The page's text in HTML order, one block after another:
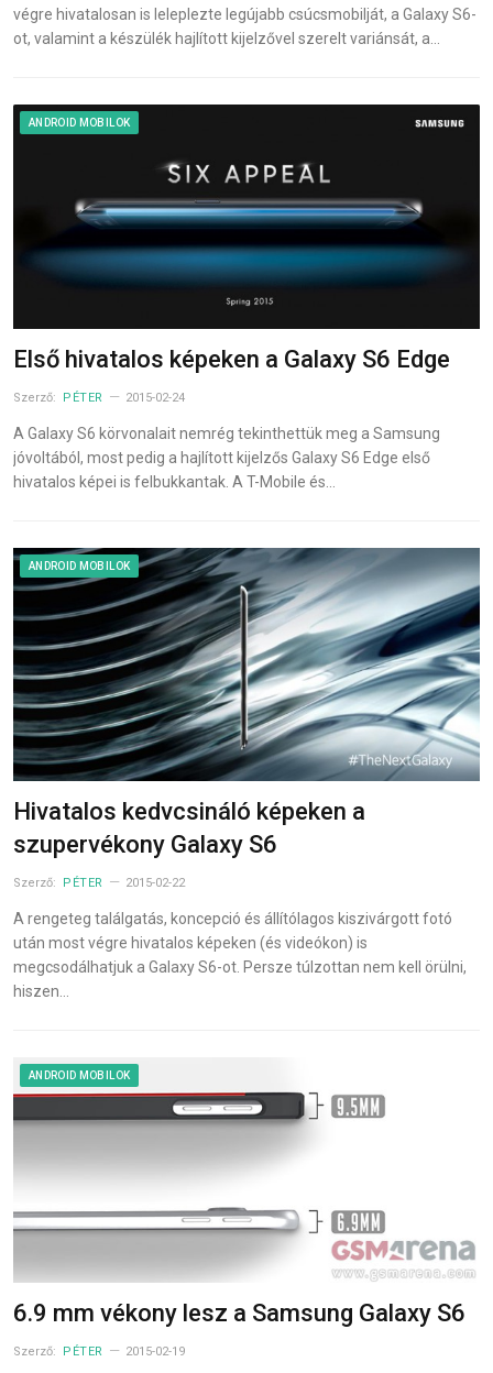
végre hivatalosan is leleplezte legújabb csúcsmobilját, a Galaxy S6-
ot, valamint a készülék hajlított kijelzővel szerelt variánsát, a…
ANDROID MOBILOK
Első hivatalos képeken a Galaxy S6 Edge
Szerző: PÉTER 2015-02-24
A Galaxy S6 körvonalait nemrég tekinthettük meg a Samsung
jóvoltából, most pedig a hajlított kijelzős Galaxy S6 Edge első
hivatalos képei is felbukkantak. A T-Mobile és…
ANDROID MOBILOK
Hivatalos kedvcsináló képeken a
szupervékony Galaxy S6
Szerző: PÉTER 2015-02-22
A rengeteg találgatás, koncepció és állítólagos kiszivárgott fotó
után most végre hivatalos képeken (és videókon) is
megcsodálhatjuk a Galaxy S6-ot. Persze túlzottan nem kell örülni,
hiszen…
ANDROID MOBILOK
6.9 mm vékony lesz a Samsung Galaxy S6
Szerző: PÉTER 2015-02-19